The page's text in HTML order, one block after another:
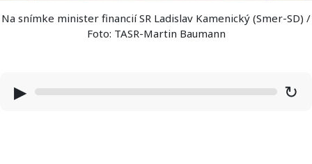
Na snímke minister financií SR Ladislav Kamenický (Smer-SD) /
Foto: TASR-Martin Baumann
▶ ↻